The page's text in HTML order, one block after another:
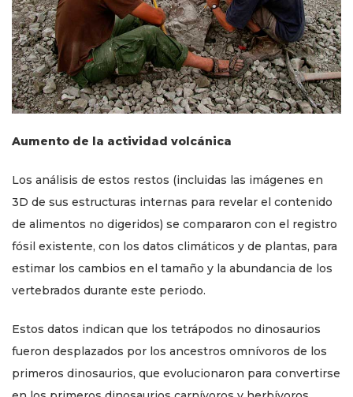
Aumento de la actividad volcánica
Los análisis de estos restos (incluidas las imágenes en
3D de sus estructuras internas para revelar el contenido
de alimentos no digeridos) se compararon con el registro
fósil existente, con los datos climáticos y de plantas, para
estimar los cambios en el tamaño y la abundancia de los
vertebrados durante este periodo.
Estos datos indican que los tetrápodos no dinosaurios
fueron desplazados por los ancestros omnívoros de los
primeros dinosaurios, que evolucionaron para convertirse